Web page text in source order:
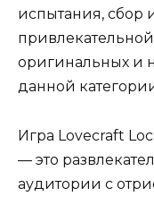
испытания, сбор
оригинальных и
данной
Игра Lovecraft
— это
аудитории с